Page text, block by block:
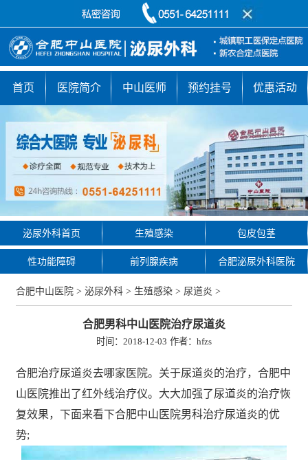
首页 医院简介 中山医师 预约挂号 优惠活动
泌尿外科首页 生殖感染 包皮包茎
性功能障碍 前列腺疾病 合肥泌尿外科医院
合肥中山医院 >泌尿外科 > 生殖感染 > 尿道炎 >
合肥男科中山医院治疗尿道炎
时间：2018-12-03 作者：hfzs
合肥治疗尿道炎去哪家医院。关于尿道炎的治疗，合肥中
山医院推出了红外线治疗仪。大大加强了尿道炎的治疗恢
复效果，下面来看下合肥中山医院男科治疗尿道炎的优
势;